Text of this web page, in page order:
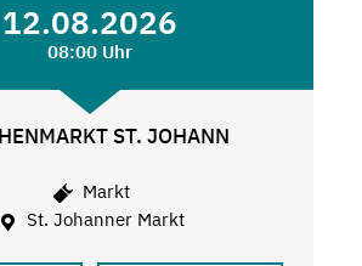
12.08.2026
08:00 Uhr
ST. JOHANN
Markt
St. Johanner Markt